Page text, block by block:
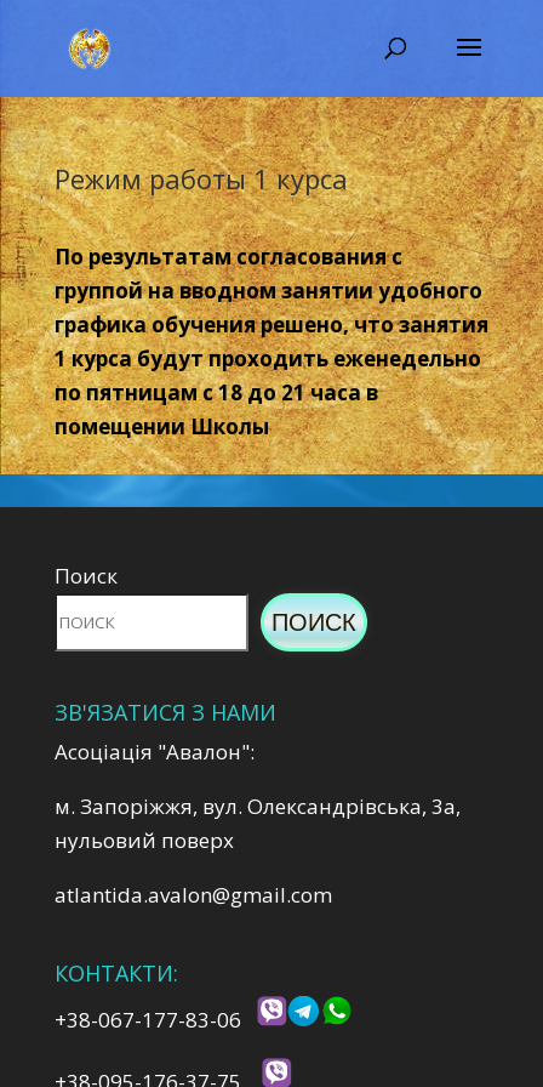
Режим работы 1 курса
По результатам согласования с
группой на вводном занятии удобного
графика обучения решено, что занятия
1 курса будут проходить еженедельно
по пятницам с 18 до 21 часа в
помещении Школы
Поиск
ПОИСК
ЗВ'ЯЗАТИСЯ З НАМИ
Асоціація "Авалон":
м. Запоріжжя, вул. Олександрівська, 3а,
нульовий поверх
atlantida.avalon@gmail.com
КОНТАКТИ:
+38-067-177-83-06